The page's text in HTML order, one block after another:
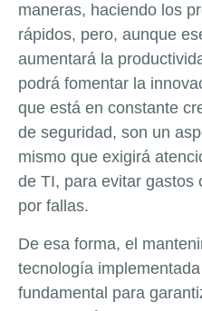
maneras, haciendo los
rápidos, pero, aunque
aumentará la
podrá fomentar la
que está en constante
de seguridad, son un
mismo que exigirá
de TI, para evitar gastos
por fallas.
De esa forma, el
tecnología
fundamental para